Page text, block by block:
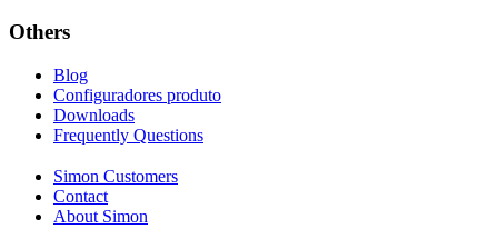
Others
Blog
Configuradores produto
Downloads
Frequently Questions
Simon Customers
Contact
About Simon